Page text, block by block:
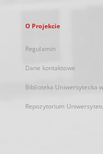
O Projekcie
Regulamin
Dane kontaktowe
Biblioteka Uniwersytecka
Repozytorium